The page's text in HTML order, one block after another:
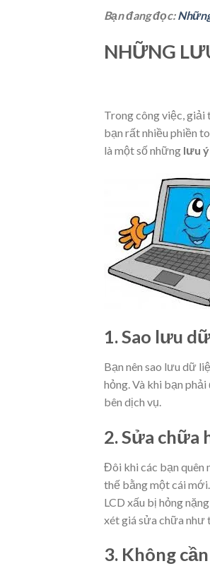
Bạn đang đọc:
NHỮNG
Trong công việc, giải
bạn rất nhiều phiền
là một số những lưu
1. Sao lưu
Bạn nên sao lưu dữ
hỏng. Và khi bạn
bên dịch vụ.
2. Sửa chữa
Đôi khi các bạn quên
thế bằng một cái
LCD xấu bị hỏng
xét giá sửa chữa như
3. Không